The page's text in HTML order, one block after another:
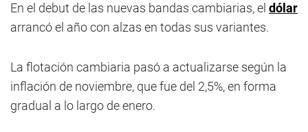
En el debut de las nuevas bandas cambiarias, el dólar
arrancó el año con alzas en todas sus variantes.
La flotación cambiaria pasó a actualizarse según la
inflación de noviembre, que fue del 2,5%, en forma
gradual a lo largo de enero.